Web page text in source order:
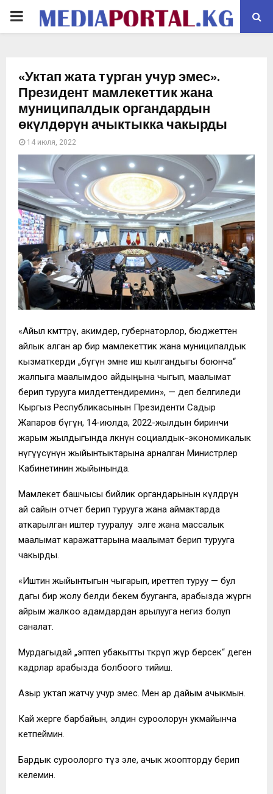
PRIMARY
«Уктап жата турган учур эмес».
Президент мамлекеттик жана
муниципалдык органдардын
өкүлдөрүн ачыктыкка чакырды
14 июля, 2022
«Айыл өкмөттөрү, акимдер, губернаторлор, бюджеттен
айлык алган ар бир мамлекеттик жана муниципалдык
кызматкерди „бүгүн эмне иш кылгандыгы боюнча“
жалпыга маалымдоо айдыңына чыгып, маалымат
берип турууга милдеттендиремин», — деп белгиледи
Кыргыз Республикасынын Президенти Садыр
Жапаров бүгүн, 14-июлда, 2022-жылдын биринчи
жарым жылдыгында өлкөнүн социалдык-экономикалык
өнүгүүсүнүн жыйынтыктарына арналган Министрлер
Кабинетинин жыйынында.
Мамлекет башчысы бийлик органдарынын өкүлдөрүн
ай сайын отчет берип турууга жана аймактарда
аткарылган иштер тууралуу элге жана массалык
маалымат каражаттарына маалымат берип турууга
чакырды.
«Иштин жыйынтыгын чыгарып, иреттеп туруу — бул
дагы бир жолу белди бекем бууганга, арабызда жүргөн
айрым жалкоо адамдардан арылууга негиз болуп
саналат.
Мурдагыдай „эптеп убакытты өткөрүп жүрө берсек“ деген
кадрлар арабызда болбоого тийиш.
Азыр уктап жатчу учур эмес. Мен ар дайым ачыкмын.
Кай жерге барбайын, элдин суроолорун укмайынча
кетпеймин.
Бардык суроолорго түз эле, ачык жоопторду берип
келемин.